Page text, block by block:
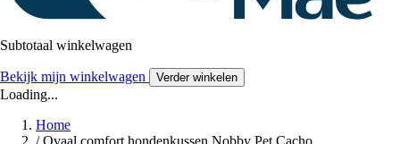
Subtotaal winkelwagen
Bekijk mijn winkelwagen Verder winkelen
Loading...
Home